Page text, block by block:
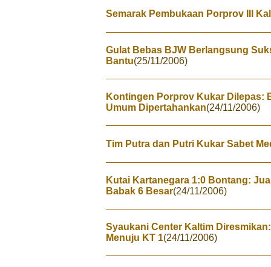
Semarak Pembukaan Porprov III
Gulat Bebas BJW Berlangsung
Bantu(25/11/2006)
Kontingen Porprov Kukar Dilepas:
Umum Dipertahankan(24/11/2006)
Tim Putra dan Putri Kukar Sabet
Kutai Kartanegara 1:0 Bontang:
Babak 6 Besar(24/11/2006)
Syaukani Center Kaltim
Menuju KT 1(24/11/2006)